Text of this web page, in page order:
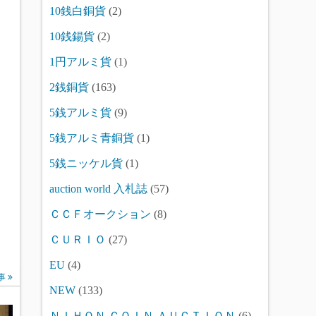
10銭白銅貨 (2)
10銭錫貨 (2)
1円アルミ貨 (1)
2銭銅貨 (163)
5銭アルミ貨 (9)
5銭アルミ青銅貨 (1)
5銭ニッケル貨 (1)
auction world 入札誌 (57)
ＣＣＦオークション (8)
ＣＵＲＩＯ (27)
EU (4)
NEW (133)